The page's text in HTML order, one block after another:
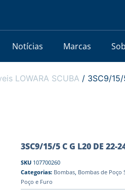
Notícias Marcas
LOWARA SCUBA / 3SC9/
3SC9/15/5 C G L20 DE
SKU 107700260
Categorias: Bombas, Bombas de Poço
Poço e Furo